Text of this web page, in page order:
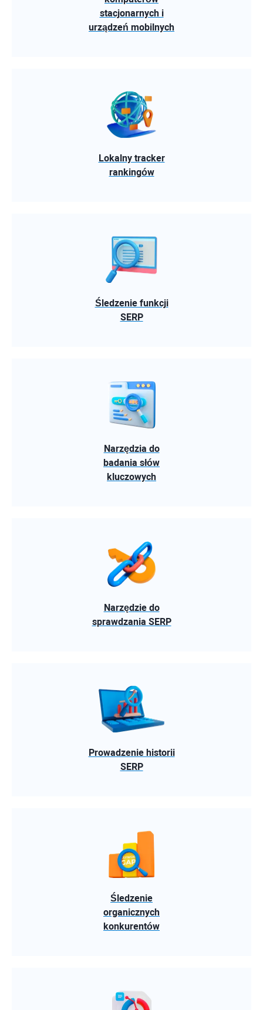
stacjonarnych i
urządzeń mobilnych
Lokalny tracker
rankingów
Śledzenie funkcji
SERP
Narzędzia do
badania słów
kluczowych
Narzędzie do
sprawdzania SERP
Prowadzenie historii
SERP
Śledzenie
organicznych
konkurentów